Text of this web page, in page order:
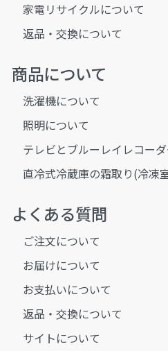
家電リサイクルについて
返品・交換について
商品について
洗濯機について
照明について
テレビとブルーレイレコー
直冷式冷蔵庫の霜取り(冷凍
よくある質問
ご注文について
お届けについて
お支払いについて
返品・交換について
サイトについて